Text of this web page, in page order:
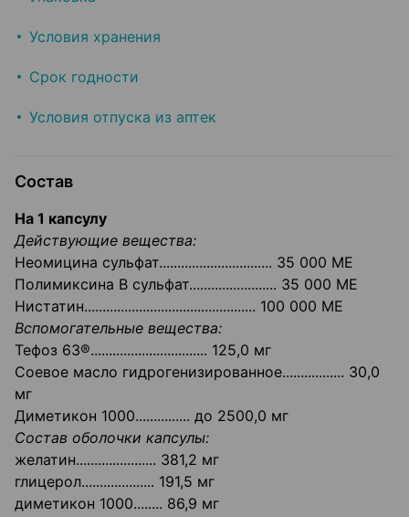
Условия хранения
Срок годности
Условия отпуска из аптек
Состав
На 1 капсулу
Действующие вещества:
Неомицина сульфат............................... 35 000 ME
Полимиксина В сульфат........................ 35 000 ME
Нистатин............................................... 100 000 ME
Вспомогательные вещества:
Тефоз 63®................................ 125,0 мг
Соевое масло гидрогенизированное................. 30,0
мг
Диметикон 1000............... до 2500,0 мг
Состав оболочки капсулы:
желатин...................... 381,2 мг
глицерол.................... 191,5 мг
диметикон 1000........ 86,9 мг